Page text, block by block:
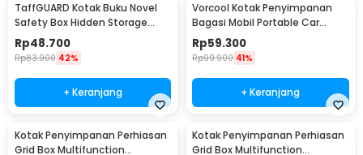
TaffGUARD Kotak Buku Novel
Safety Box Hidden Storage
Password Lock - KB-30P
Rp48.700
Rp83.900 42%
+ Keranjang
Vorcool Kotak Penyimpanan
Bagasi Mobil Portable Car
Storage Box 25 L - VL25
Rp59.300
Rp99.900 41%
+ Keranjang
Kotak Penyimpanan Perhiasan
Grid Box Multifunction
Kotak Penyimpanan Perhiasan
Grid Box Multifunction